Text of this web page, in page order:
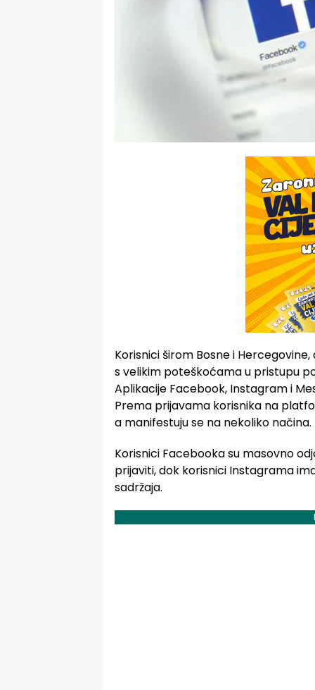
Korisnici širom Bosne i
s velikim poteškoćama u pristupu
Aplikacije Facebook, Instagram i
Prema prijavama korisnika na
a manifestuju se na nekoliko načina.
Korisnici Facebooka su masovno
prijaviti, dok korisnici Instagrama
sadržaja.